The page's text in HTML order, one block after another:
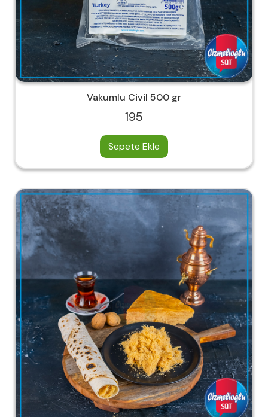
Vakumlu Civil 500 gr
195
Sepete Ekle